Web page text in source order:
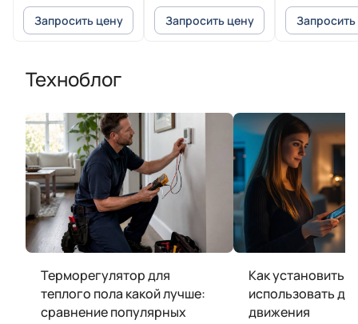
Запросить цену Запросить цену
Техноблог
Терморегулятор для
теплого пола какой лучше:
сравнение популярных
Как установить и
использовать
движения